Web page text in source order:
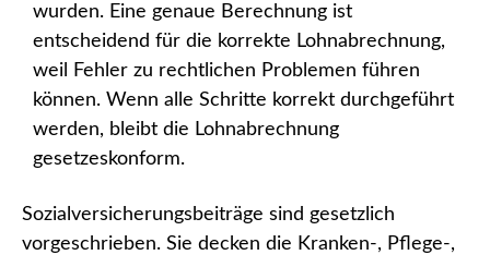
wurden. Eine genaue Berechnung ist
entscheidend für die korrekte Lohnabrechnung,
weil Fehler zu rechtlichen Problemen führen
können. Wenn alle Schritte korrekt durchgeführt
werden, bleibt die Lohnabrechnung
gesetzeskonform.
Sozialversicherungsbeiträge sind gesetzlich
vorgeschrieben. Sie decken die Kranken-, Pflege-,